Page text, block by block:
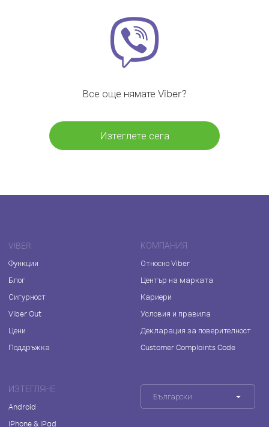
Все още нямате Viber?
Изтеглете сега
VIBER
Функции
Блог
Сигурност
Viber Out
Цени
Поддръжка
КОМПАНИЯ
Относно Viber
Център на марката
Кариери
Условия и правила
Декларация за поверителност
Customer Complaints Code
ИЗТЕГЛЯНЕ
Android
iPhone & iPad
Български